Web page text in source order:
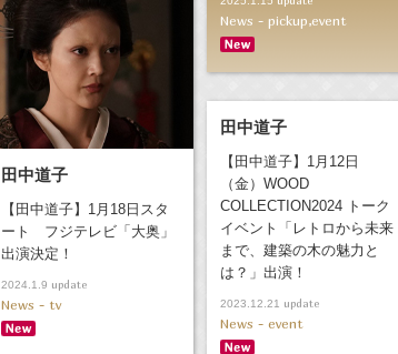
News - pickup,event
田中道子
【田中道子】1月18日スタ
ート フジテレビ「大奥」
出演決定！
2024.1.9 update
News - tv
田中道子
【田中道子】1月12日
（金）WOOD
COLLECTION2024 トーク
イベント「レトロから未来
まで、建築の木の魅力と
は？」出演！
2023.12.21 update
News - event